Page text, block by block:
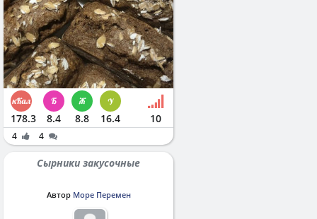
178.3 8.4 8.8 16.4 10
4 4
Сырники закусочные
Автор Море Перемен